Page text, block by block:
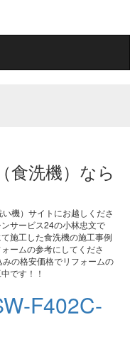
食洗機）なら
機）サイトにお越しくださ
サービス24の小林忠文で
施工した食洗機の施工事例
ームの参考にしてくださ
の格安価格でリフォームの
です！！
F402C-